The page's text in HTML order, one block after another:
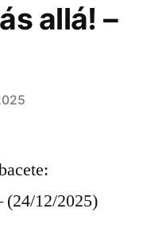
allá! –
(24/12/2025)